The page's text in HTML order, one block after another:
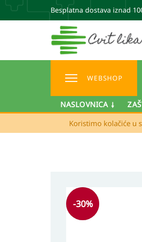
Besplatna dostava iznad
WEBSHOP
NASLOVNICA
Koristimo kolačiće u
-30%